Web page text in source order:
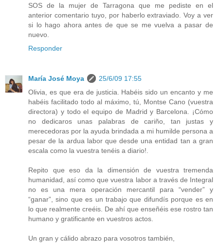
SOS de la mujer de Tarragona que me pediste en el
anterior comentario tuyo, por haberlo extraviado. Voy a ver
si lo hago ahora antes de que se me vuelva a pasar de
nuevo.
Responder
María José Moya
25/6/09 17:55
Olivia, es que era de justicia. Habéis sido un encanto y me
habéis facilitado todo al máximo, tú, Montse Cano (vuestra
directora) y todo el equipo de Madrid y Barcelona. ¡Cómo
no dedicaros unas palabras de cariño, tan justas y
merecedoras por la ayuda brindada a mi humilde persona a
pesar de la ardua labor que desde una entidad tan a gran
escala como la vuestra tenéis a diario!.
Repito que eso da la dimensión de vuestra tremenda
humanidad, así como que vuestra labor a través de Integral
no es una mera operación mercantil para “vender” y
“ganar”, sino que es un trabajo que difundís porque es en
lo que realmente creéis. De ahí que enseñéis ese rostro tan
humano y gratificante en vuestros actos.
Un gran y cálido abrazo para vosotros también,